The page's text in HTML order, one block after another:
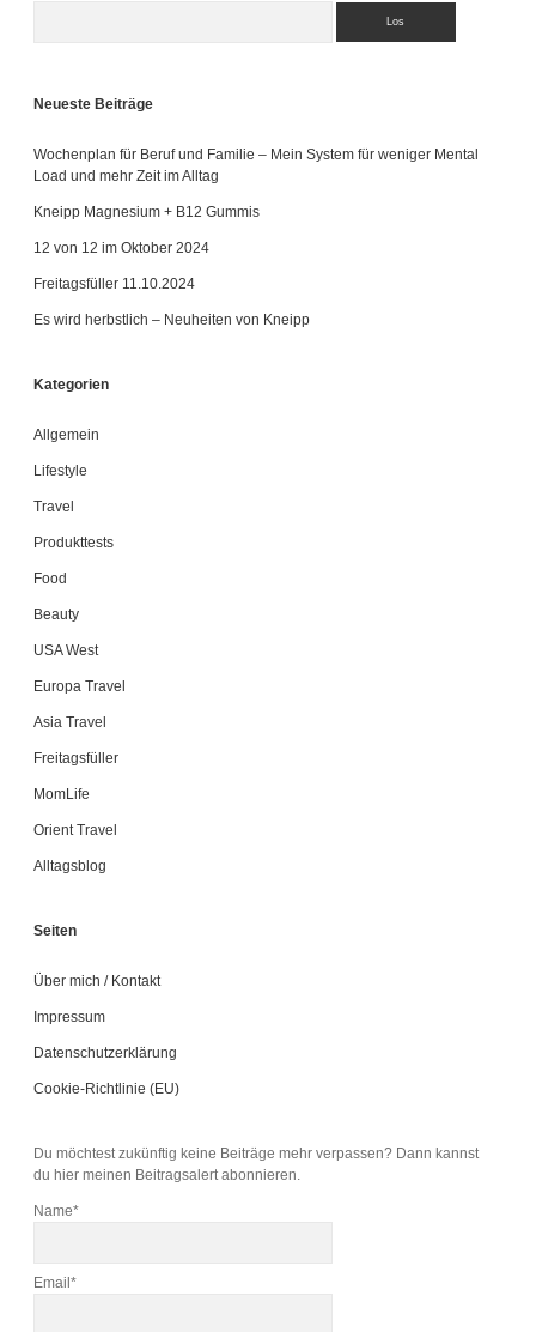
Neueste Beiträge
Wochenplan für Beruf und Familie – Mein System für weniger Mental
Load und mehr Zeit im Alltag
Kneipp Magnesium + B12 Gummis
12 von 12 im Oktober 2024
Freitagsfüller 11.10.2024
Es wird herbstlich – Neuheiten von Kneipp
Kategorien
Allgemein
Lifestyle
Travel
Produkttests
Food
Beauty
USA West
Europa Travel
Asia Travel
Freitagsfüller
MomLife
Orient Travel
Alltagsblog
Seiten
Über mich / Kontakt
Impressum
Datenschutzerklärung
Cookie-Richtlinie (EU)
Du möchtest zukünftig keine Beiträge mehr verpassen? Dann kannst
du hier meinen Beitragsalert abonnieren.
Name*
Email*